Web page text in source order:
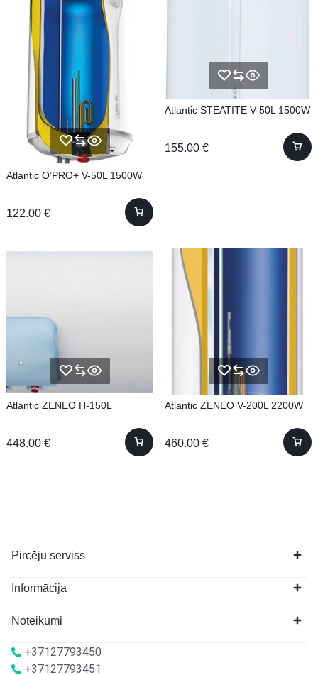
Atlantic O’PRO+ V-50L 1500W
122.00 €
Atlantic STEATITE V-50L 1500W
155.00 €
Atlantic ZENEO H-150L
448.00 €
Atlantic ZENEO V-200L 2200W
460.00 €
Pircēju serviss
Informācija
Noteikumi
+37127793450
+37127793451